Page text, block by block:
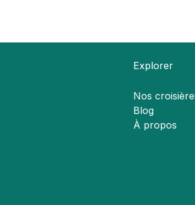
Explorer
Nos
Blog
À propos